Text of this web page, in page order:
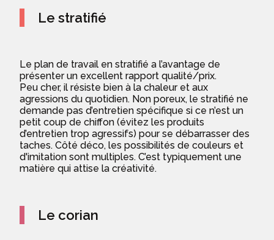
Le stratifié
Le plan de travail en stratifié a l’avantage de
présenter un excellent rapport qualité/prix.
Peu cher, il résiste bien à la chaleur et aux
agressions du quotidien. Non poreux, le stratifié ne
demande pas d’entretien spécifique si ce n’est un
petit coup de chiffon (évitez les produits
d’entretien trop agressifs) pour se débarrasser des
taches. Côté déco, les possibilités de couleurs et
d'imitation sont multiples. C’est typiquement une
matière qui attise la créativité.
Le corian